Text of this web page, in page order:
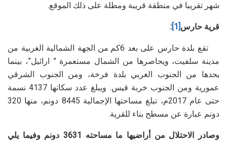
شهر تقريبا في منطقة قريبة ومطلة على ذلك الموقع.
قرية حارس :
تقع بلدة حارس على بعد 6كم من الجهة الشمالية الغربية من
مدينة سلفيت، ويحاصرها من الشمال مستعمرة ” ارائيل”، بينما
يحدها من الجنوب الغربي بلدة فرخة، ومن الجنوب الشرقي
عمورية ومن الجنوب خربة قيس. ويبلغ عدد سكانها 4137 نسمة
حتى عام 2017م، تبلغ مساحتها الإجمالية 8445 دونم، منها 320
دونم عبارة عن مسطح بناء للقرية.
وصادر الاحتلال من أراضيها ما مساحته 3631 دونم وفيما يلي